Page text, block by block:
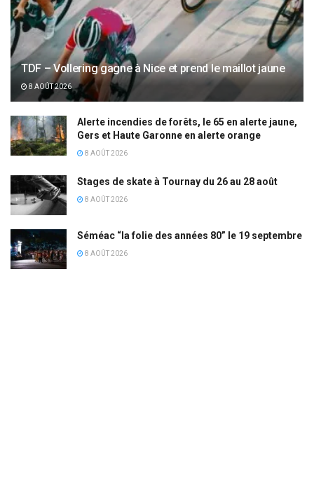
TDF – Vollering gagne à Nice et prend le maillot jaune
8 AOÛT 2026
Alerte incendies de forêts, le 65 en alerte jaune,
Gers et Haute Garonne en alerte orange
8 AOÛT 2026
Stages de skate à Tournay du 26 au 28 août
8 AOÛT 2026
Séméac “la folie des années 80” le 19 septembre
8 AOÛT 2026